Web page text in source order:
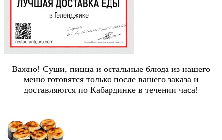
Важно! Суши, пицца и остальные блюда из нашего
меню готовятся только после вашего заказа и
доставляются по Кабардинке в течении часа!